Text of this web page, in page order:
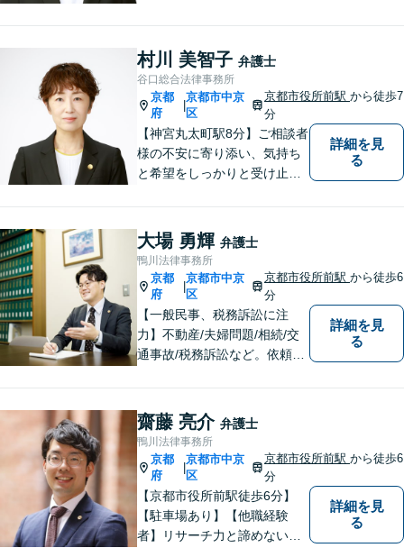
村川 美智子 弁護士
谷口総合法律事務所
京都
府
京都市中京
区
京都市役所前駅から徒歩7
分
【神宮丸太町駅8分】ご相談者
様の不安に寄り添い、気持ち
と希望をしっかりと受け止め
し、納得と安心につながるよ
う真摯にサポートします。ど
うぞお気軽にお話しくださ
い。【完全個室で相談可】
【地域密着型の法律事務所】
詳細を見
る
大場 勇輝 弁護士
鴨川法律事務所
京都
府
京都市中京
区
京都市役所前駅から徒歩6
分
【一般民事、税務訴訟に注
力】不動産/夫婦問題/相続/交
通事故/税務訴訟など。依頼者
悩みに応じた最良の選択肢を
提案できるよう尽力していま
す。【「京都市役所前駅」3番
出口6分】【駐車場あり】
詳細を見
る
齋藤 亮介 弁護士
鴨川法律事務所
京都
府
京都市中京
区
京都市役所前駅から徒歩6
分
【京都市役所前駅徒歩6分】
【駐車場あり】【他職経験
者】リサーチ力と諦めない心
詳細を見
る